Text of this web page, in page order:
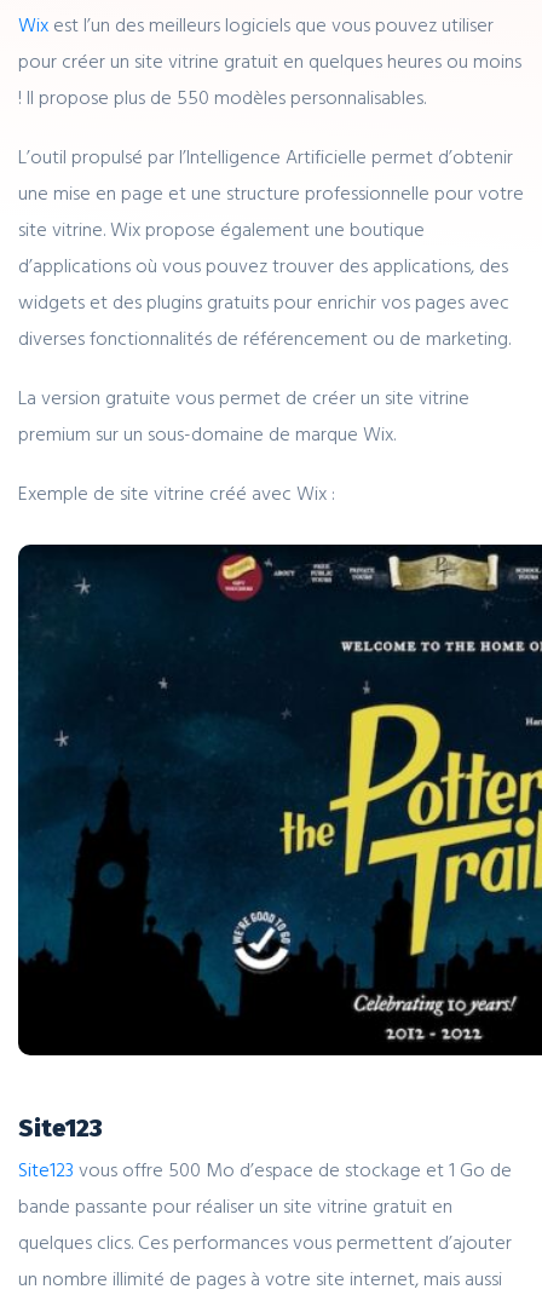
Wix est l’un des meilleurs logiciels que vous pouvez utiliser
pour créer un site vitrine gratuit en quelques heures ou moins
! Il propose plus de 550 modèles personnalisables.
L’outil propulsé par l’Intelligence Artificielle permet d’obtenir
une mise en page et une structure professionnelle pour votre
site vitrine. Wix propose également une boutique
d’applications où vous pouvez trouver des applications, des
widgets et des plugins gratuits pour enrichir vos pages avec
diverses fonctionnalités de référencement ou de marketing.
La version gratuite vous permet de créer un site vitrine
premium sur un sous-domaine de marque Wix.
Exemple de site vitrine créé avec Wix :
Site123
Site123 vous offre 500 Mo d’espace de stockage et 1 Go de
bande passante pour réaliser un site vitrine gratuit en
quelques clics. Ces performances vous permettent d’ajouter
un nombre illimité de pages à votre site internet, mais aussi